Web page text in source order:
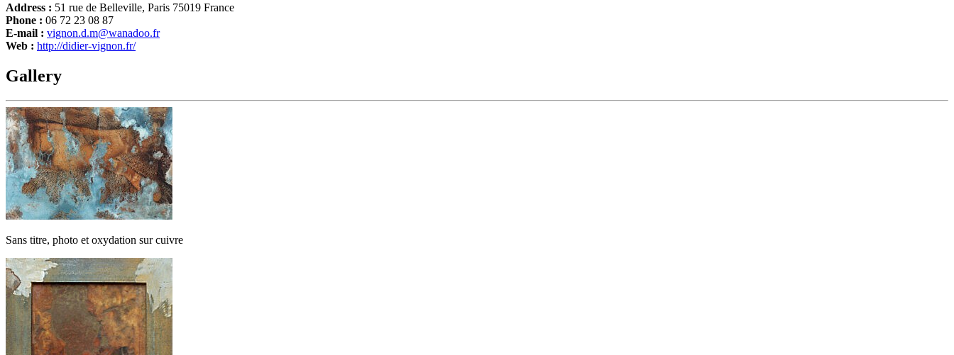
Address : 51 rue de Belleville, Paris 75019 France
Phone : 06 72 23 08 87
E-mail : vignon.d.m@wanadoo.fr
Web : http://didier-vignon.fr/
Gallery
Sans titre, photo et oxydation sur cuivre